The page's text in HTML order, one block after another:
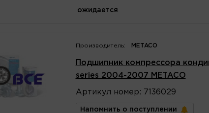
ожидается
Производитель: METACO
Подшипник компрессора
series 2004-2007 METACO
Артикул номер : 7136029
Напомнить о поступлении